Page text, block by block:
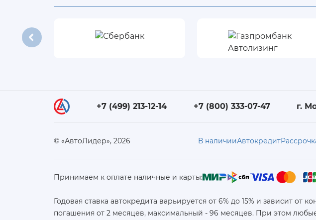
+7 (499) 213-12-14 +7 (800) 333-07-47 г.
© «АвтоЛидер», 2026 В наличииАвтокредит
Принимаем к оплате наличные и карты:
Годовая ставка автокредита варьируется от 6% до 15% и зависит
погашения от 2 месяцев, максимальный - 96 месяцев. При этом